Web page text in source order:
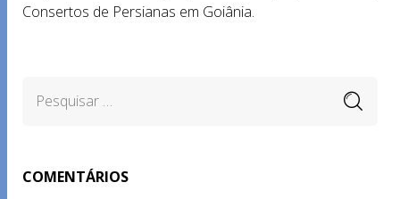
Consertos de Persianas em Goiânia.
COMENTÁRIOS